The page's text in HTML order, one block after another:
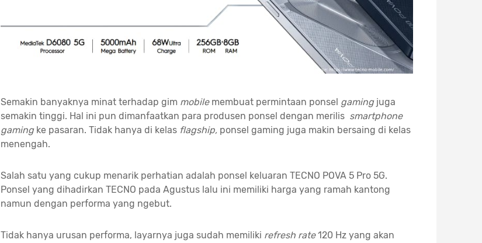
Semakin banyaknya minat terhadap gim mobile membuat permintaan ponsel gaming juga
semakin tinggi. Hal ini pun dimanfaatkan para produsen ponsel dengan merilis smartphone
gaming ke pasaran. Tidak hanya di kelas flagship, ponsel gaming juga makin bersaing di kelas
menengah.
Salah satu yang cukup menarik perhatian adalah ponsel keluaran TECNO POVA 5 Pro 5G.
Ponsel yang dihadirkan TECNO pada Agustus lalu ini memiliki harga yang ramah kantong
namun dengan performa yang ngebut.
Tidak hanya urusan performa, layarnya juga sudah memiliki refresh rate120 Hz yang akan